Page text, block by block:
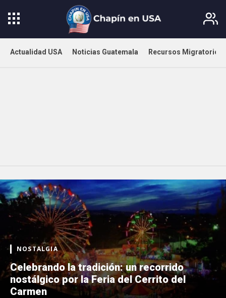
Actualidad USA Noticias Guatemala Recursos Migratorios
NOSTALGIA
Celebrando la tradición: un recorrido
nostálgico por la Feria del Cerrito del
Carmen